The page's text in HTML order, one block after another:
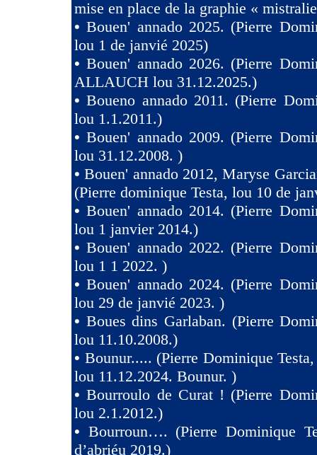
mise en place de la graphie «
•Bouen' annado 2025. (Pierre
lou 1 de janvié 2025)
•Bouen' annado 2026. (Pierre
ALLAUCH lou 31.12.2025.)
•Boueno annado 2011. (Pierre
lou 1.1.2011.)
•Bouen' annado 2009. (Pierre
lou 31.12.2008. )
•Bouen' annado 2012, Maryse
(Pierre dominique Testa, lou 10 de
•Bouen' annado 2014. (Pierre
lou 1 janvier 2014.)
•Bouen' annado 2022. (Pierre
lou 1 1 2022. )
•Bouen' annado 2024. (Pierre
lou 29 de janvié 2023. )
• Boues dins Garlaban. (Pierre
lou 11.10.2008.)
• Bounur..... (Pierre Dominique
lou 11.12.2024. Bounur. )
•Bourroulo de Curat ! (Pierre
lou 2.1.2012.)
• Bourroun…. (Pierre Dominique
d’abriéu 2019.)